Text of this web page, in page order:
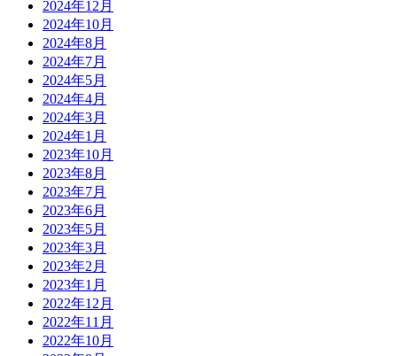
2024年12月
2024年10月
2024年8月
2024年7月
2024年5月
2024年4月
2024年3月
2024年1月
2023年10月
2023年8月
2023年7月
2023年6月
2023年5月
2023年3月
2023年2月
2023年1月
2022年12月
2022年11月
2022年10月